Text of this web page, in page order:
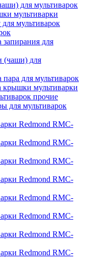
для мультиварок
мультиварки
мультиварок
запирания для
(чаши) для
для мультиварок
крышки мультиварки
прочие
для мультиварок
Redmond RMC-
Redmond RMC-
Redmond RMC-
Redmond RMC-
Redmond RMC-
Redmond RMC-
Redmond RMC-
Redmond RMC-